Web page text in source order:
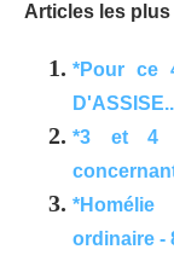
Articles les
*Pour ce
*3 et 4
ordinaire -